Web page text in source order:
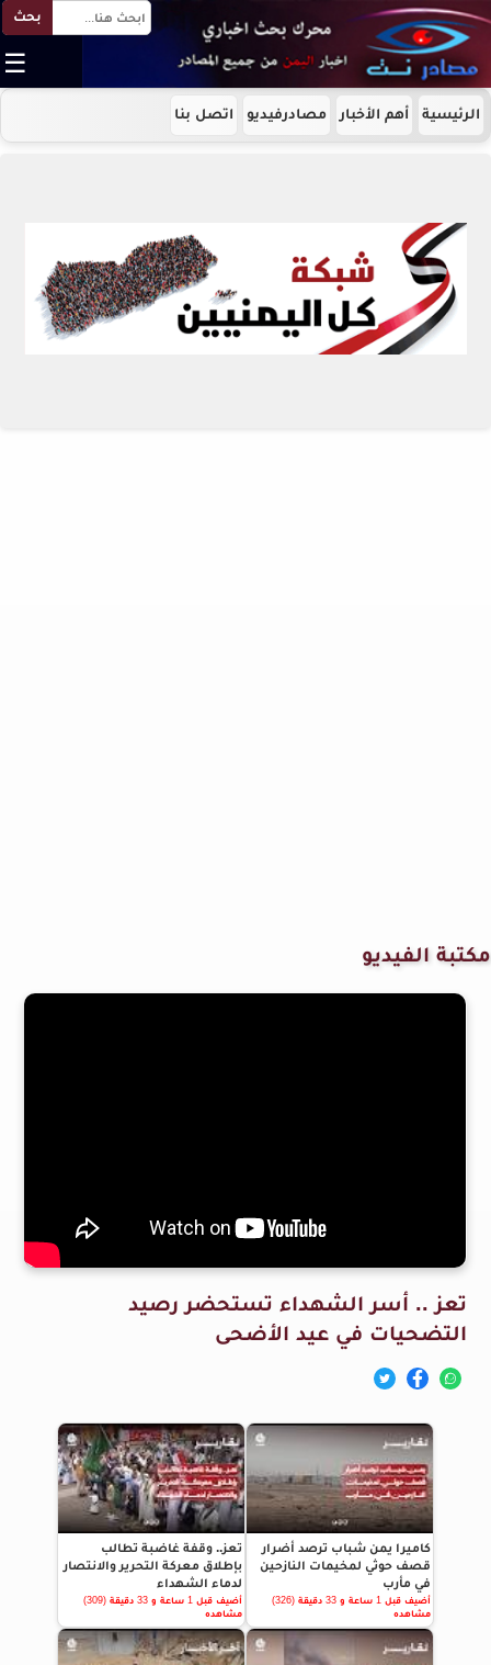
بحث
☰
الرئيسية أهم الأخبار مصادرفيديو اتصل بنا
مكتبة الفيديو
تعز .. أسر الشهداء تستحضر رصيد
التضحيات في عيد الأضحى
كاميرا يمن شباب ترصد أضرار
قصف حوثي لمخيمات النازحين
في مأرب
أضيف قبل 1 ساعة و 33 دقيقة (326)
مشاهده
تعز.. وقفة غاضبة تطالب
بإطلاق معركة التحرير والانتصار
لدماء الشهداء
أضيف قبل 1 ساعة و 33 دقيقة (309)
مشاهده